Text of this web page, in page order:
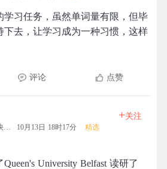
学习任务，虽然单词量有限，但毕
下去，让学习成为一种习惯，这样
评论 点赞
志同道合的朋友快上车 10月13日 18时17分 精选
+关注
University Belfast 读研了